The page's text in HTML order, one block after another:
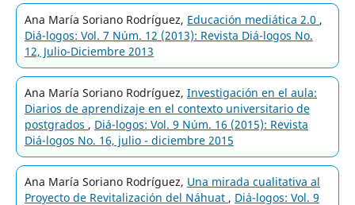
Ana María Soriano Rodríguez, Educación mediática 2.0 ,
Diá-logos: Vol. 7 Núm. 12 (2013): Revista Diá-logos No.
12, Julio-Diciembre 2013
Ana María Soriano Rodríguez, Investigación en el aula:
Diarios de aprendizaje en el contexto universitario de
postgrados , Diá-logos: Vol. 9 Núm. 16 (2015): Revista
Diá-logos No. 16, julio - diciembre 2015
Ana María Soriano Rodríguez, Una mirada cualitativa al
Proyecto de Revitalización del Náhuat , Diá-logos: Vol. 9